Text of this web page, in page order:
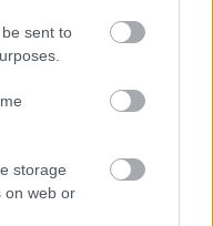
sent to
storage
on web or